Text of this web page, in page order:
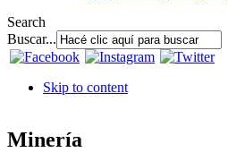
Search
Buscar...
Skip to content
Minería